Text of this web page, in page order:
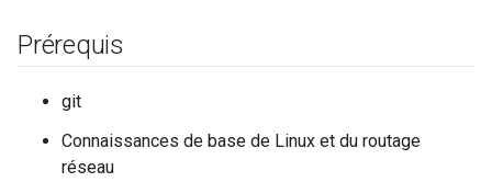
Prérequis
git
Connaissances de base de Linux et du routage
réseau